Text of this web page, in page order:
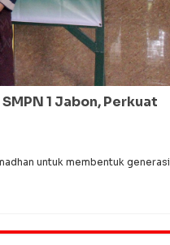
1 Jabon, Perkuat
untuk membentuk generasi